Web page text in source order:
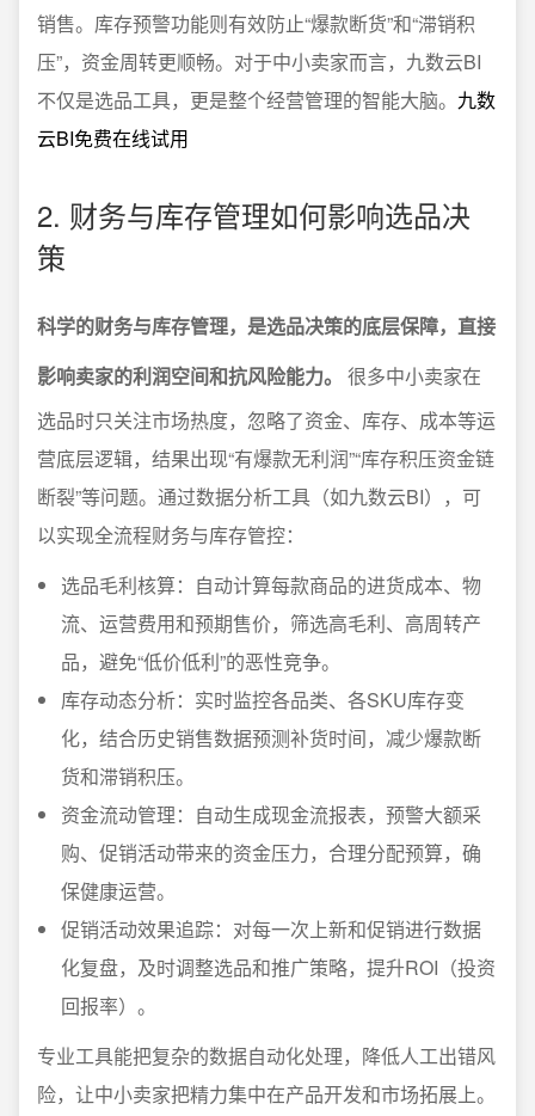
销售。库存预警功能则有效防止“爆款断货”和“滞销积
压”，资金周转更顺畅。对于中小卖家而言，九数云BI
不仅是选品工具，更是整个经营管理的智能大脑。 九数
云BI免费在线试用
2. 财务与库存管理如何影响选品决
策
科学的财务与库存管理，是选品决策的底层保障，直接
影响卖家的利润空间和抗风险能力。
很多中小卖家在
选品时只关注市场热度，忽略了资金、库存、成本等运
营底层逻辑，结果出现“有爆款无利润”“库存积压资金链
断裂”等问题。通过数据分析工具（如九数云BI），可
以实现全流程财务与库存管控：
选品毛利核算：自动计算每款商品的进货成本、物
流、运营费用和预期售价，筛选高毛利、高周转产
品，避免“低价低利”的恶性竞争。
库存动态分析：实时监控各品类、各SKU库存变
化，结合历史销售数据预测补货时间，减少爆款断
货和滞销积压。
资金流动管理：自动生成现金流报表，预警大额采
购、促销活动带来的资金压力，合理分配预算，确
保健康运营。
促销活动效果追踪：对每一次上新和促销进行数据
化复盘，及时调整选品和推广策略，提升ROI（投资
回报率）。
专业工具能把复杂的数据自动化处理，降低人工出错风
险，让中小卖家把精力集中在产品开发和市场拓展上。